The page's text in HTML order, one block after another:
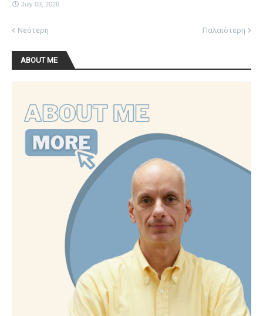
July 03, 2026
Νεότερη Παλαιότερη
ABOUT ME